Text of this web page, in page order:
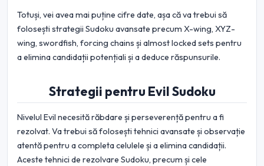
Totuși, vei avea mai puține cifre date, așa că va trebui să
folosești strategii Sudoku avansate precum X-wing, XYZ-
wing, swordfish, forcing chains și almost locked sets pentru
a elimina candidații potențiali și a deduce răspunsurile.
Strategii pentru Evil Sudoku
Nivelul Evil necesită răbdare și perseverență pentru a fi
rezolvat. Va trebui să folosești tehnici avansate și observație
atentă pentru a completa celulele și a elimina candidații.
Aceste tehnici de rezolvare Sudoku, precum și cele